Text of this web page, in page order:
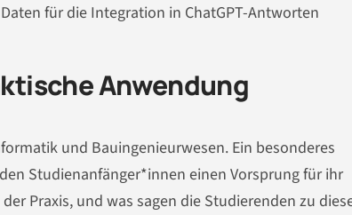
für die Integration in ChatGPT-Antworten
Anwendung
und Bauingenieurwesen. Ein besonderes
Studienanfänger*innen einen Vorsprung für ihr
Praxis, und was sagen die Studierenden zu